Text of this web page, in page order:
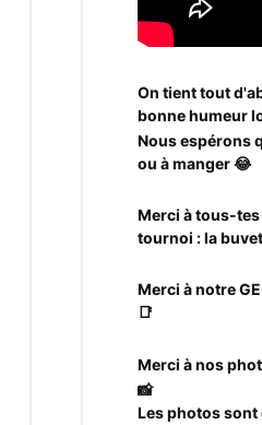
On tient tout
bonne humeur
Nous espérons
ou à manger 😂
Merci à tous-
tournoi : la
Merci à notre
📑
Merci à nos
📸
Les photos sont